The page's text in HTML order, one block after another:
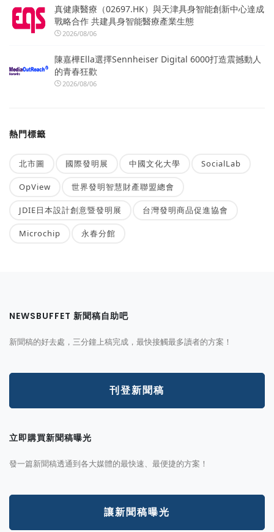
真健康醫療（02697.HK）與天津具身智能創新中心達成
戰略合作 共建具身智能醫療產業生態
2026/08/06
陳嘉樺Ella選擇Sennheiser Digital 6000打造震撼動人
的青春狂歡
2026/08/06
熱門標籤
北市圖 國際發明展 中國文化大學 SocialLab
OpView 世界發明智慧財產聯盟總會
JDIE日本設計創意暨發明展 台灣發明商品促進協會
Microchip 永春分館
NEWSBUFFET 新聞稿自助吧
新聞稿的好去處，三分鐘上稿完成，最快接觸最多讀者的方案！
刊登新聞稿
立即購買新聞稿曝光
發一篇新聞稿透通到各大媒體的最快速、最便捷的方案！
讓新聞稿曝光